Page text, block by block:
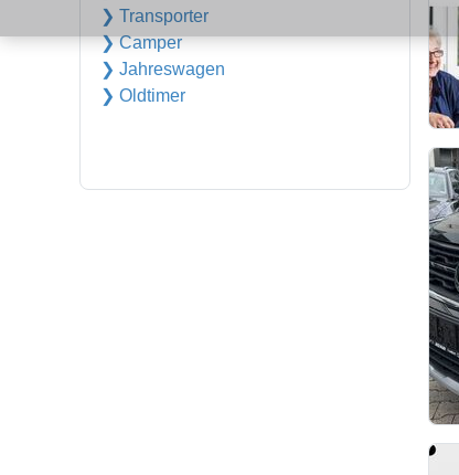
❯ Transporter
❯ Camper
❯ Jahreswagen
❯ Oldtimer